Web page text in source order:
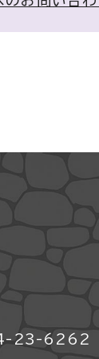
23-6262